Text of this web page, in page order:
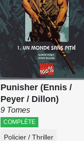
Punisher (Ennis /
Peyer / Dillon)
9 Tomes
COMPLÈTE
Policier / Thriller